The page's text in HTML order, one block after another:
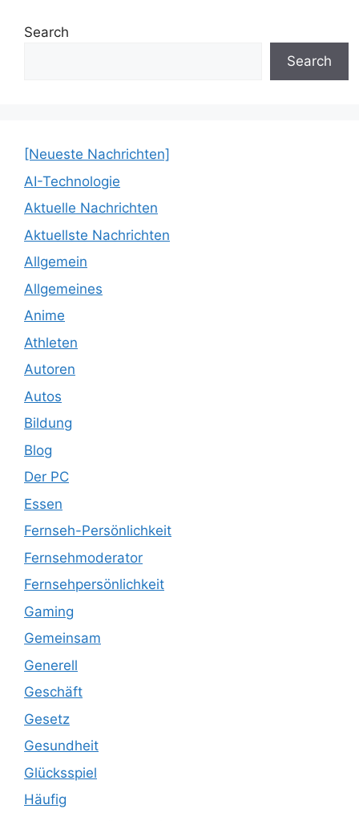
Search
Search
[Neueste Nachrichten]
AI-Technologie
Aktuelle Nachrichten
Aktuellste Nachrichten
Allgemein
Allgemeines
Anime
Athleten
Autoren
Autos
Bildung
Blog
Der PC
Essen
Fernseh-Persönlichkeit
Fernsehmoderator
Fernsehpersönlichkeit
Gaming
Gemeinsam
Generell
Geschäft
Gesetz
Gesundheit
Glücksspiel
Häufig